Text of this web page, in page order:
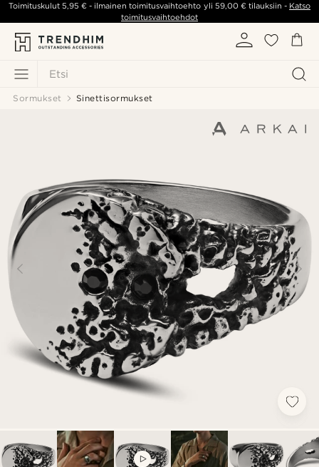
Etsi
Toimituskulut5,95 € - ilmainen toimitusvaihtoehto yli 59,00 €tilauksiin - Katso
toimitusvaihtoehdot
Sormukset Sinettisormukset